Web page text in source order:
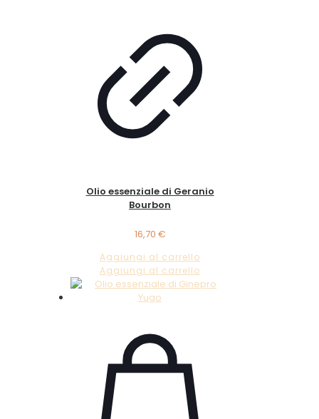
Olio essenziale di Geranio
Bourbon
16,70 €
Aggiungi al carrello
Aggiungi al carrello